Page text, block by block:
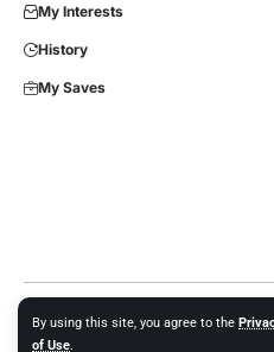
By using this site, you agree to the
of Use.
My Interests
History
My Saves
Copyright © 2023, All Rights are